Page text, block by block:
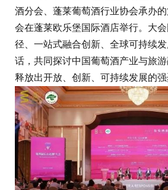
酒分会、蓬莱葡萄酒行业协会承办
会在蓬莱欧乐堡国际酒店举行。大
径、一站式融合创新、全球可持续
话，共同探讨中国葡萄酒产业与旅游
释放出开放、创新、可持续发展的强